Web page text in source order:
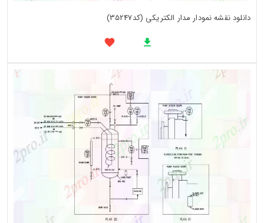
دانلود نقشه نمودار مدار الکتریکی (کد35247)